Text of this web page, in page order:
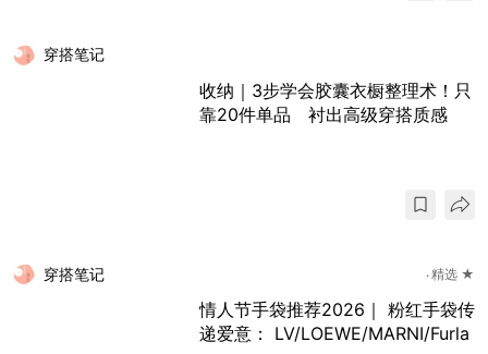
穿搭笔记
收纳｜3步学会胶囊衣橱整理术！只
靠20件单品 衬出高级穿搭质感
穿搭笔记 精选 ★
情人节手袋推荐2026｜ 粉红手袋传
递爱意： LV/LOEWE/MARNI/Furla